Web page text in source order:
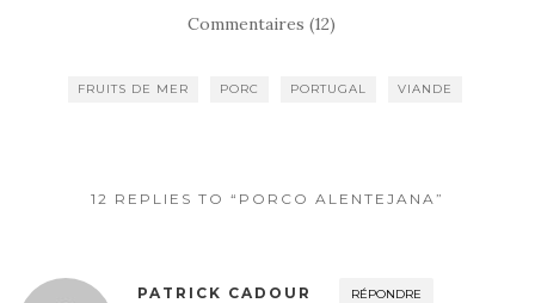
b r
ta
er
Commentaires (12)
FRUITS DE MER PORC PORTUGAL VIANDE
12 REPLIES TO “PORCO ALENTEJANA”
PATRICK CADOUR RÉPONDRE